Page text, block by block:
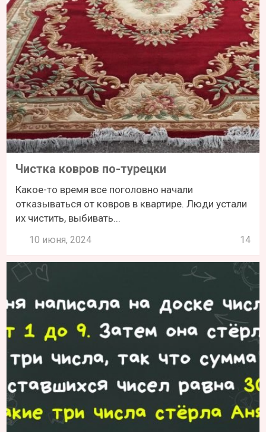
Чистка ковров по-турецки
Какое-то время все поголовно начали
отказываться от ковров в квартире. Люди устали
их чистить, выбивать...
10 июня, 2024 14